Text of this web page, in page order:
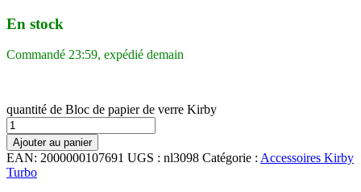
En stock
Commandé 23:59, expédié demain
quantité de Bloc de papier de verre Kirby
Ajouter au panier
EAN: 2000000107691 UGS : nl3098 Catégorie : Accessoires Kirby
Turbo